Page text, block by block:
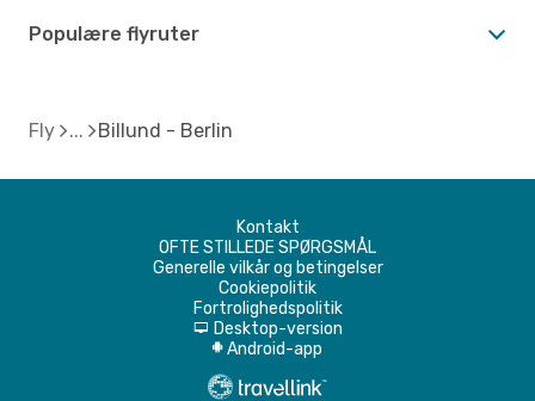
Populære flyruter
Fly Billund - Berlin
Kontakt
OFTE STILLEDE SPØRGSMÅL
Generelle vilkår og betingelser
Cookiepolitik
Fortrolighedspolitik
d Desktop-version
A Android-app